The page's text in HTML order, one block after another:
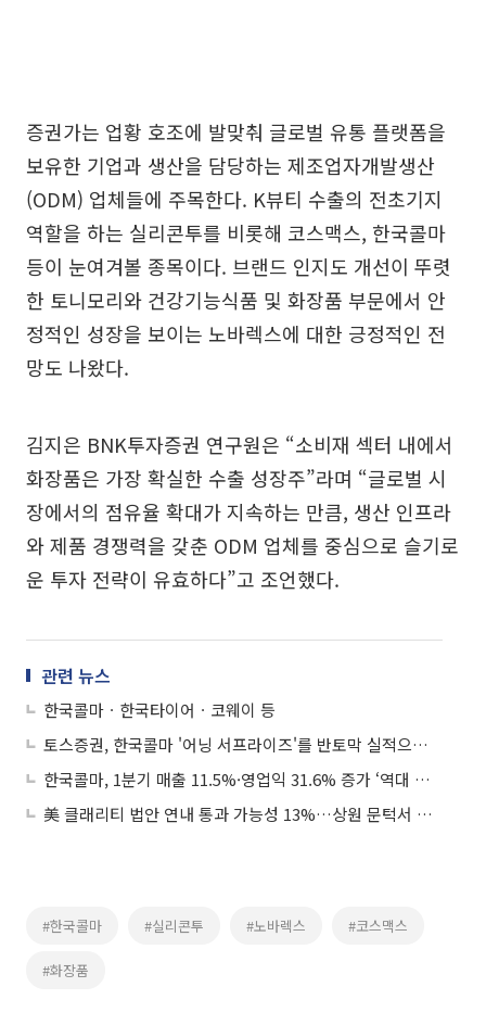
증권가는 업황 호조에 발맞춰 글로벌 유통 플랫폼을
보유한 기업과 생산을 담당하는 제조업자개발생산
(ODM) 업체들에 주목한다. K뷰티 수출의 전초기지
역할을 하는 실리콘투를 비롯해 코스맥스, 한국콜마
등이 눈여겨볼 종목이다. 브랜드 인지도 개선이 뚜렷
한 토니모리와 건강기능식품 및 화장품 부문에서 안
정적인 성장을 보이는 노바렉스에 대한 긍정적인 전
망도 나왔다.
김지은 BNK투자증권 연구원은 “소비재 섹터 내에서
화장품은 가장 확실한 수출 성장주”라며 “글로벌 시
장에서의 점유율 확대가 지속하는 만큼, 생산 인프라
와 제품 경쟁력을 갖춘 ODM 업체를 중심으로 슬기로
운 투자 전략이 유효하다”고 조언했다.
관련 뉴스
한국콜마ㆍ한국타이어ㆍ코웨이 등
토스증권, 한국콜마 '어닝 서프라이즈'를 반토막 실적으로 표기⋯“알림 믿고 팔았는데”
한국콜마, 1분기 매출 11.5%·영업익 31.6% 증가 ‘역대 분기 최대’
美 클래리티 법안 연내 통과 가능성 13%…상원 문턱서 제동
#한국콜마 #실리콘투 #노바렉스 #코스맥스
#화장품